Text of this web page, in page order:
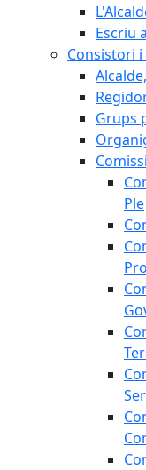
Escriu
Consistori
Grups
Ple